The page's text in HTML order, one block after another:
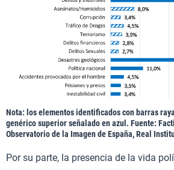
Nota: los elementos identificados con barras
genérico superior señalado en azul. Fuente:
Observatorio de la Imagen de España, Real
Por su parte, la presencia de la vida